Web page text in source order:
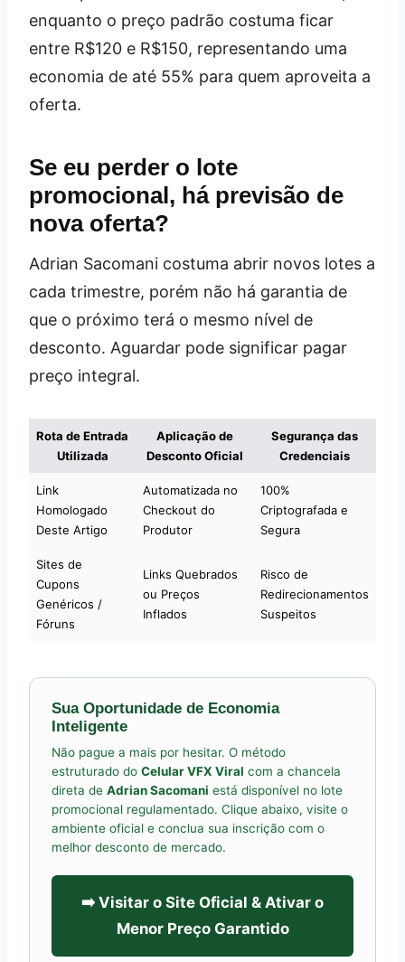
enquanto o preço padrão costuma ficar
entre R$120 e R$150, representando uma
economia de até 55% para quem aproveita a
oferta.
Se eu perder o lote
promocional, há previsão de
nova oferta?
Adrian Sacomani costuma abrir novos lotes a
cada trimestre, porém não há garantia de
que o próximo terá o mesmo nível de
desconto. Aguardar pode significar pagar
preço integral.
Rota de Entrada
Utilizada
Aplicação de
Desconto Oficial
Segurança das
Credenciais
Link
Homologado
Deste Artigo
Automatizada no
Checkout do
Produtor
100%
Criptografada e
Segura
Sites de
Cupons
Genéricos /
Fóruns
Links Quebrados
ou Preços
Inflados
Risco de
Redirecionamentos
Suspeitos
Sua Oportunidade de Economia
Inteligente
Não pague a mais por hesitar. O método
estruturado do Celular VFX Viral com a chancela
direta de Adrian Sacomani está disponível no lote
promocional regulamentado. Clique abaixo, visite o
ambiente oficial e conclua sua inscrição com o
melhor desconto de mercado.
➡️ Visitar o Site Oficial & Ativar o
Menor Preço Garantido